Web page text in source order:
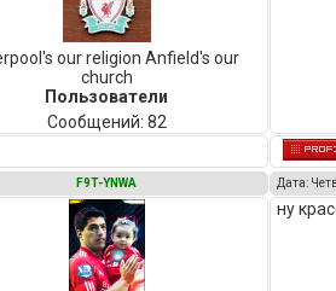
our religion Anfield's our
church
Пользователи
Сообщений: 82
F9T-YNWA Дата:
ну